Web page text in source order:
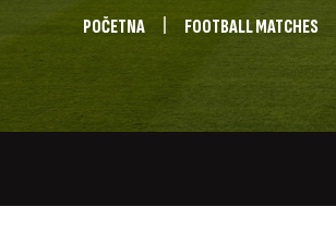
POČETNA FOOTBALL MATCHES